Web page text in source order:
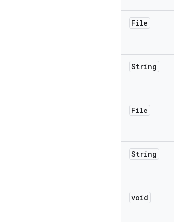
File
String
File
String
void